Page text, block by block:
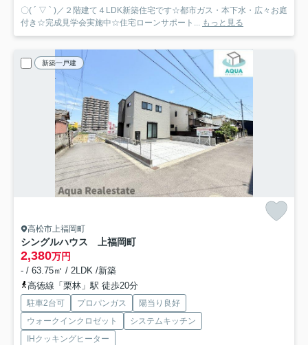
〇( ´ ▽ ` )／２階建て４LDK新築住宅です☆都市ガス・本下水・広々お庭
付き☆完成見学会実施中☆住宅ローンサポート... もっと見る
新築一戸建
高松市上福岡町
シングルハウス 上福岡町
2,380万円
- / 63.75㎡ / 2LDK /新築
高徳線「栗林」駅 徒歩20分
駐車2台可 プロパンガス
陽当り良好
ウォークインクロゼット
システムキッチン
IHクッキングヒーター